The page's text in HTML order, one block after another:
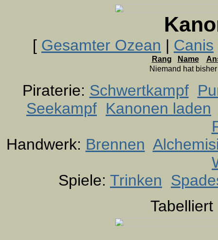
[ Gesamter Ozean | Canis
Rang Name
Niemand hat
Piraterie: Schwertkampf
Seekampf Kanonen laden
Handwerk: Brennen
Spiele: Trinken